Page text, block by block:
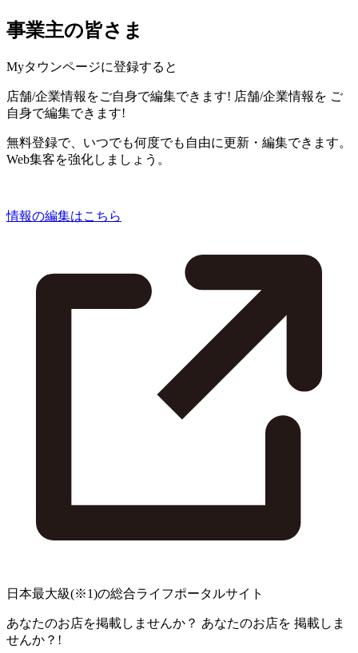
事業主の皆さま
Myタウンページに登録すると
店舗/企業情報をご自身で編集できます! 店舗/企業情報を ご
自身で編集できます!
無料登録で、いつでも何度でも自由に更新・編集できます。
Web集客を強化しましょう。
情報の編集はこちら
日本最大級(※1)の総合ライフポータルサイト
あなたのお店を掲載しませんか？ あなたのお店を 掲載しま
せんか？!